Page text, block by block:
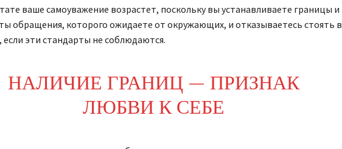
ваше самоуважение возрастет, поскольку вы устанавливаете границы и
обращения, которого ожидаете от окружающих, и отказываетесь стоять в
если эти стандарты не соблюдаются.
НАЛИЧИЕ ГРАНИЦ — ПРИЗНАК
ЛЮБВИ К СЕБЕ